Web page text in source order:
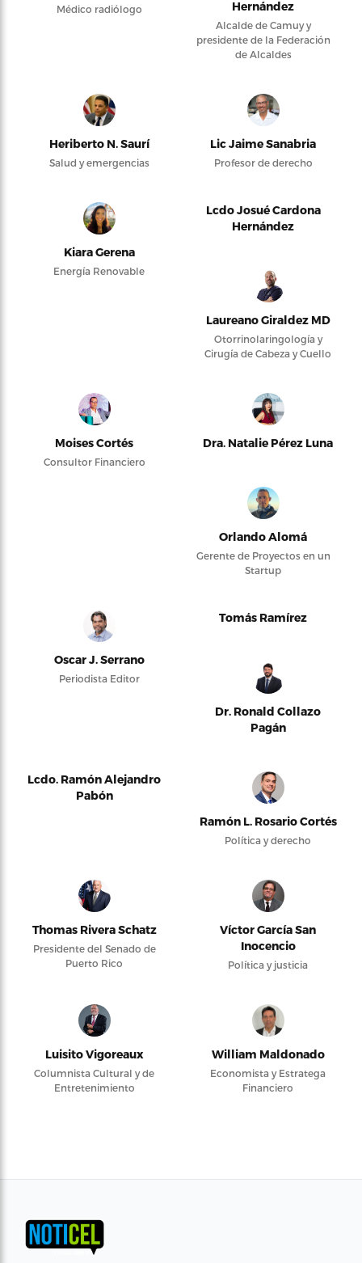
Médico radiólogo
Hernández
Alcalde de Camuy y
presidente de la Federación
de Alcaldes
Heriberto N. Saurí
Salud y emergencias
Lic Jaime Sanabria
Profesor de derecho
Kiara Gerena
Energía Renovable
Lcdo Josué Cardona
Hernández
Laureano Giraldez MD
Otorrinolaringología y
Cirugía de Cabeza y Cuello
Moises Cortés
Consultor Financiero
Dra. Natalie Pérez Luna
Orlando Alomá
Gerente de Proyectos en un
Startup
Oscar J. Serrano
Periodista Editor
Tomás Ramírez
Dr. Ronald Collazo
Pagán
Lcdo. Ramón Alejandro
Pabón
Ramón L. Rosario Cortés
Política y derecho
Thomas Rivera Schatz
Presidente del Senado de
Puerto Rico
Víctor García San
Inocencio
Política y justicia
Luisito Vigoreaux
Columnista Cultural y de
Entretenimiento
William Maldonado
Economista y Estratega
Financiero